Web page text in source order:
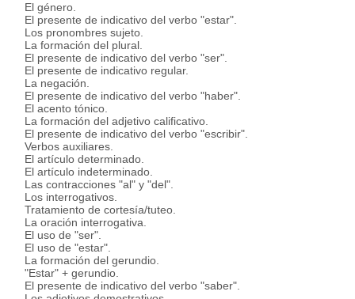
El género.
El presente de indicativo del verbo "estar".
Los pronombres sujeto.
La formación del plural.
El presente de indicativo del verbo "ser".
El presente de indicativo regular.
La negación.
El presente de indicativo del verbo "haber".
El acento tónico.
La formación del adjetivo calificativo.
El presente de indicativo del verbo "escribir".
Verbos auxiliares.
El artículo determinado.
El artículo indeterminado.
Las contracciones "al" y "del".
Los interrogativos.
Tratamiento de cortesía/tuteo.
La oración interrogativa.
El uso de "ser".
El uso de "estar".
La formación del gerundio.
"Estar" + gerundio.
El presente de indicativo del verbo "saber".